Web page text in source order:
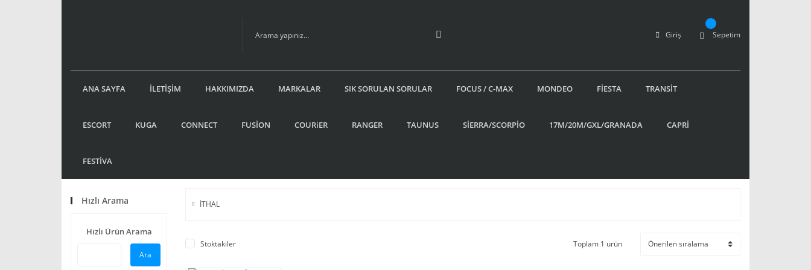
Giriş Sepetim
ANA SAYFA İLETİŞİM HAKKIMIZDA MARKALAR SIK SORULAN SORULAR FOCUS / C-MAX MONDEO FİESTA TRANSİT
ESCORT KUGA CONNECT FUSİON COURiER RANGER TAUNUS SİERRA/SCORPİO 17M/20M/GXL/GRANADA CAPRİ
FESTİVA
Hızlı Arama
Hızlı Ürün Arama
Ara
İTHAL
Stoktakiler Toplam 1 ürün